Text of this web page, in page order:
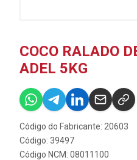
COCO RALADO
ADEL 5KG
Código do Fabricante: 20603
Código: 39497
Código NCM: 08011100